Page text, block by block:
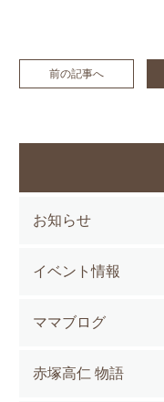
前の記事へ
お知らせ
イベント情報
ママブログ
赤塚高仁 物語